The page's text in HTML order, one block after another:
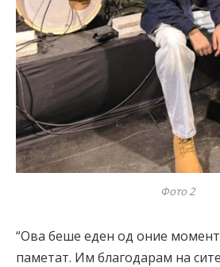
Фото 2
“Ова беше еден од оние
паметат. Им благодарам на